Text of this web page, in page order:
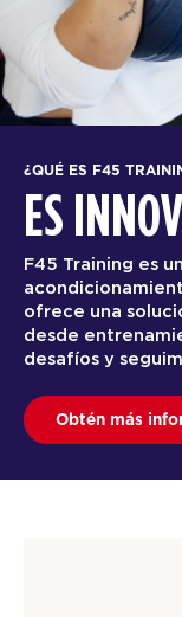
¿QUÉ ES F45
ES
F45 Training es
ofrece una
desde
desafíos y
Obtén más